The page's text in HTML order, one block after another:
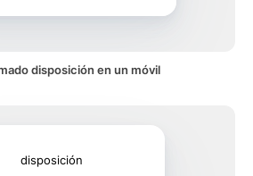
disposición en un móvil
disposición